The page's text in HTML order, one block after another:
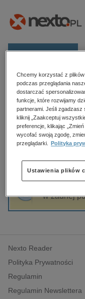
E-prasa
Kategorie
Zobacz wszystkie E-
budownictwo,
biznesowe,
edukacja
hobby, sport,
komputery,
polityka,
psychologiczne
inne
popularno-
Strona główna
Anna Żebrak
Sortowanie
w żadnej
Nexto Reader
Polityka Prywatności
Regulamin
Regulamin Newslettera
Chcemy korzystać z
podczas przeglądania
dostarczać
funkcje, które rozwijamy
partnerami. Jeśli zgadzasz
kliknij „Zaakceptuj
preferencje, klikając
wycofać swoją zgodę,
przeglądarki.
Polityka
Ustawienia plików